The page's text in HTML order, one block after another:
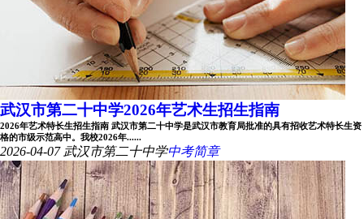
武汉市第二十中学2026年艺术生招生指南
2026年艺术特长生招生指南 武汉市第二十中学是武汉市教育局批准的具有招收艺术特长生资
格的市级示范高中。我校2026年......
2026-04-07 武汉市第二十中学中考简章